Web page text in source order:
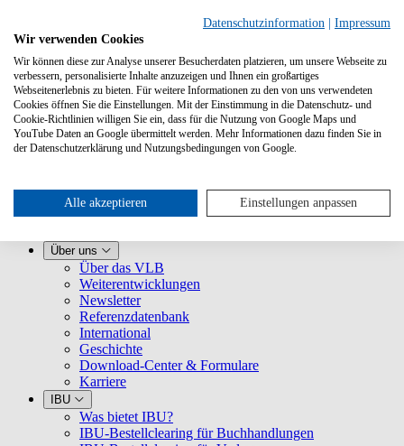
Leistungen
VLB kennenlernen
Für Selfpublisher
Für Dienstleister
Über uns
Über das VLB
Weiterentwicklungen
Newsletter
Referenzdatenbank
International
Geschichte
Download-Center & Formulare
Karriere
IBU
Was bietet IBU?
IBU-Bestellclearing für Buchhandlungen
Datenschutzinformation
Impressum
Wir verwenden Cookies
Wir können diese zur Analyse unserer Besucherdaten platzieren, um unsere Webseite zu
verbessern, personalisierte Inhalte anzuzeigen und Ihnen ein großartiges
Webseitenerlebnis zu bieten. Für weitere Informationen zu den von uns verwendeten
Cookies öffnen Sie die Einstellungen. Mit der Einstimmung in die Datenschutz- und
Cookie-Richtlinien willigen Sie ein, dass für die Nutzung von Google Maps und
YouTube Daten an Google übermittelt werden. Mehr Informationen dazu finden Sie in
der Datenschutzerklärung und Nutzungsbedingungen von Google.
Alle akzeptieren Einstellungen anpassen